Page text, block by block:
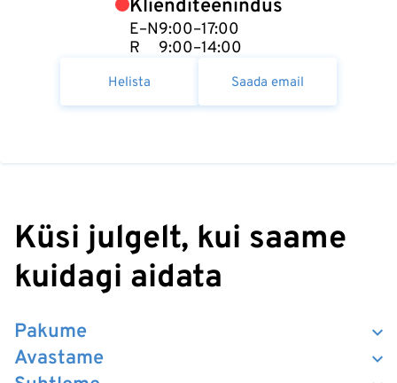
Klienditeenindus
E–N
R
9:00–17:00
9:00–14:00
Helista Saada email
Küsi julgelt, kui saame
kuidagi aidata
Pakume
Avastame